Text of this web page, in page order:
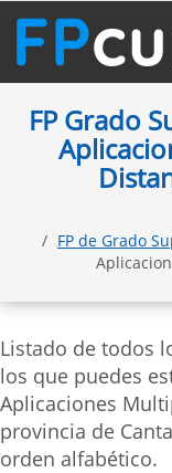
FP Grado
FP de Grado
Listado de todos
los que puedes
Aplicaciones
provincia de
orden alfabético.